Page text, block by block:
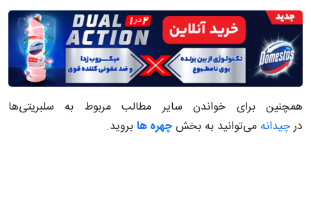
همچنین برای خواندن سایر مطالب مربوط به سلبریتی‌ها
درچیدانه می‌توانید به بخشچهره هابروید.